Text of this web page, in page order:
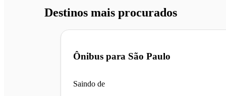
Destinos mais procurados
Ônibus para São Paulo
Saindo de